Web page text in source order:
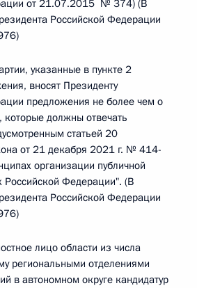
от 21.07.2015 № 374) (В
Российской Федерации
указанные в пункте 2
вносят Президенту
предложения не более чем о
которые должны отвечать
статьей 20
от 21 декабря 2021 г. № 414-
организации публичной
Российской Федерации". (В
Российской Федерации
лицо области из числа
региональными отделениями
в автономном округе кандидатур